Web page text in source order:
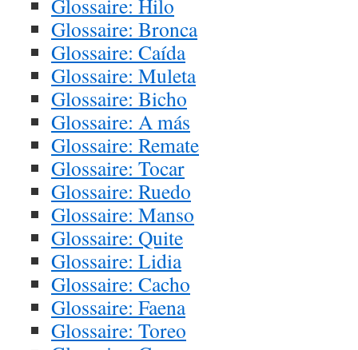
Glossaire: Hilo
Glossaire: Bronca
Glossaire: Caída
Glossaire: Muleta
Glossaire: Bicho
Glossaire: A más
Glossaire: Remate
Glossaire: Tocar
Glossaire: Ruedo
Glossaire: Manso
Glossaire: Quite
Glossaire: Lidia
Glossaire: Cacho
Glossaire: Faena
Glossaire: Toreo